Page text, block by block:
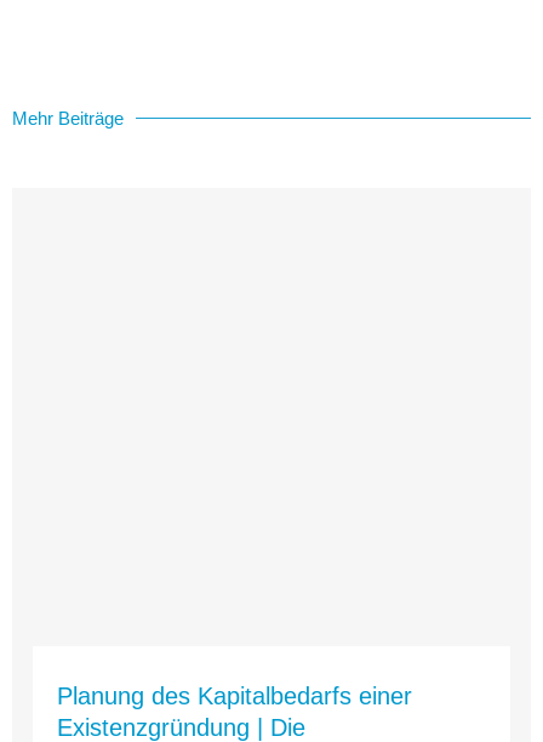
Mehr Beiträge
Planung des Kapitalbedarfs einer
Existenzgründung | Die